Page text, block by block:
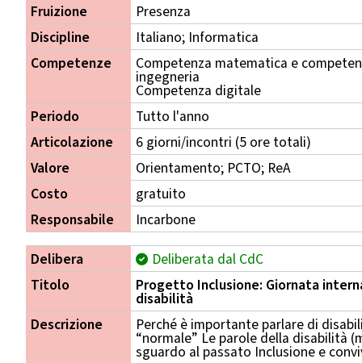
Fruizione
Presenza
Discipline
Italiano; Informatica
Competenze
Competenza matematica e
ingegneria
Competenza digitale
Periodo
Tutto l'anno
Articolazione
6 giorni/incontri (5 ore totali)
Valore
Orientamento; PCTO; ReA
Costo
gratuito
Responsabile
Incarbone
Delibera
Deliberata dal CdC
Titolo
Progetto Inclusione: Giornata
disabilità
Descrizione
Perché è importante parlare di
“normale” Le parole della disabilità
sguardo al passato Inclusione e